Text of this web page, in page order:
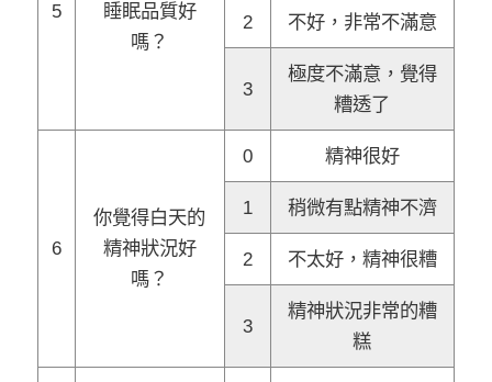
5
睡眠品質好
嗎？
2 不好，非常不滿意
3
極度不滿意，覺得
糟透了
6
你覺得白天的
精神狀況好
嗎？
0 精神很好
1 稍微有點精神不濟
2 不太好，精神很糟
3
精神狀況非常的糟
糕